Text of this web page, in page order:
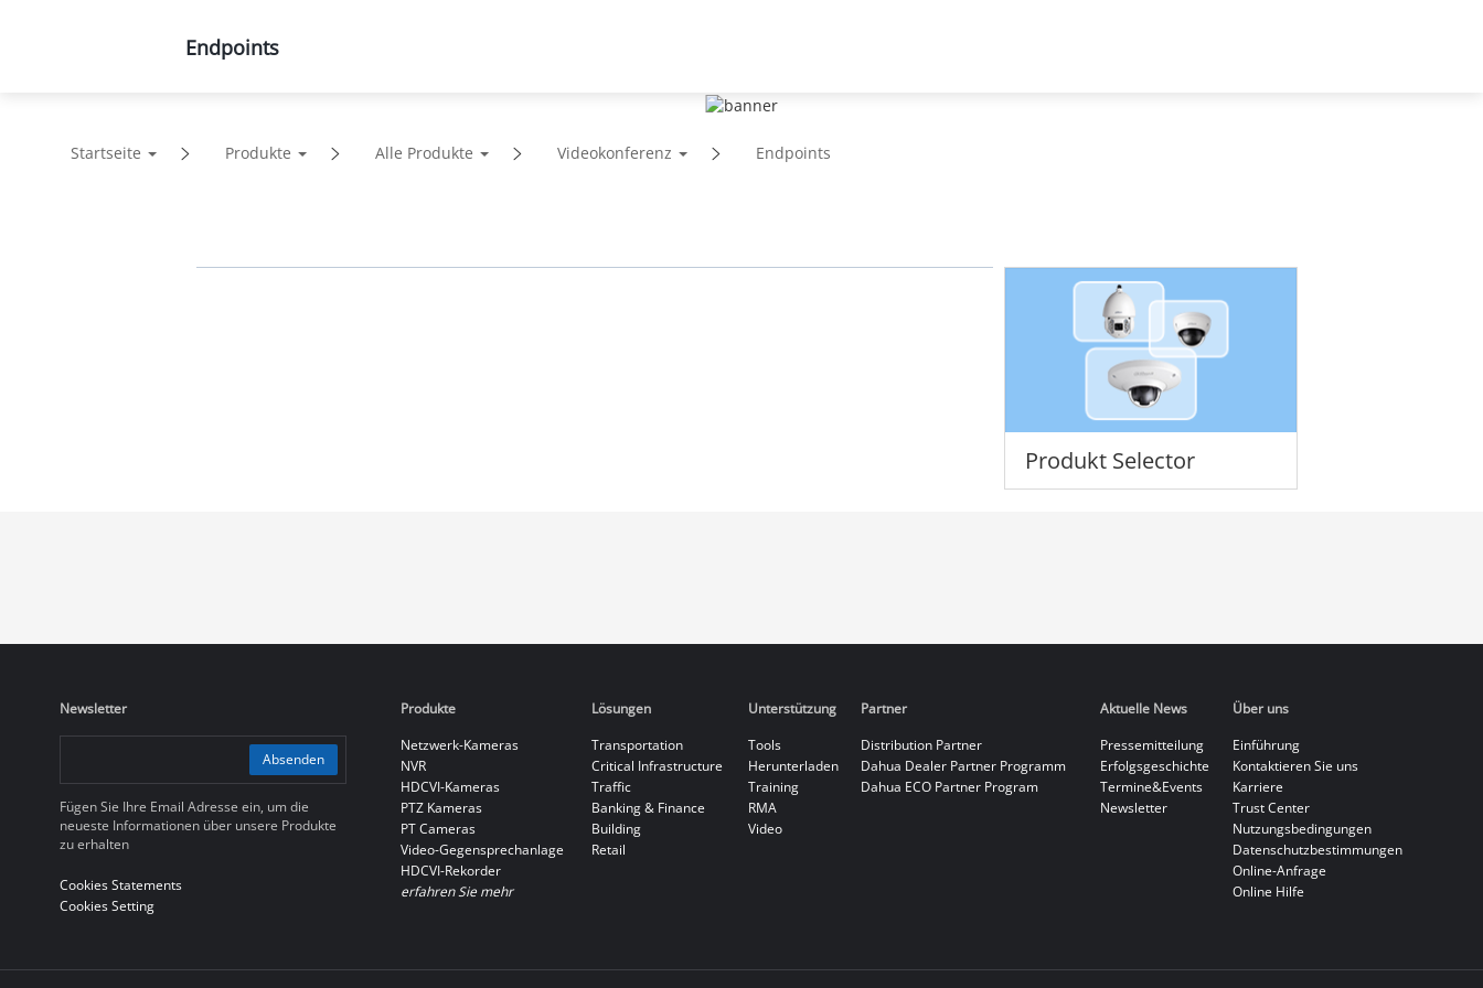
Produkte
Startseite Produkte Alle Produkte Videokonferenz Endpoints
Endpoints
Produkt Selector
Newsletter
Absenden
Fügen Sie Ihre Email Adresse ein, um die
neueste Informationen über unsere Produkte
zu erhalten
Cookies Statements
Cookies Setting
Produkte
Netzwerk-Kameras
NVR
HDCVI-Kameras
PTZ Kameras
PT Cameras
Video-Gegensprechanlage
HDCVI-Rekorder
erfahren Sie mehr
Lösungen
Transportation
Critical Infrastructure
Traffic
Banking & Finance
Building
Retail
Unterstützung
Tools
Herunterladen
Training
RMA
Video
Partner
Distribution Partner
Dahua Dealer Partner Programm
Dahua ECO Partner Program
Aktuelle News
Pressemitteilung
Erfolgsgeschichte
Termine&Events
Newsletter
Über uns
Einführung
Kontaktieren Sie uns
Karriere
Trust Center
Nutzungsbedingungen
Datenschutzbestimmungen
Online-Anfrage
Online Hilfe